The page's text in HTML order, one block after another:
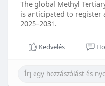
The global Methyl
is anticipated to register
2025–2031.
Kedvelés